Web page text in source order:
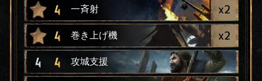
4 一斉射 x2
4 巻き上げ機 x2
4 4 攻城支援